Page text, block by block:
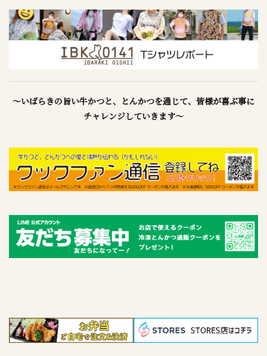
～いばらきの旨い牛かつと、とんかつを通じて、皆様が喜ぶ事に
チャレンジしていきます～